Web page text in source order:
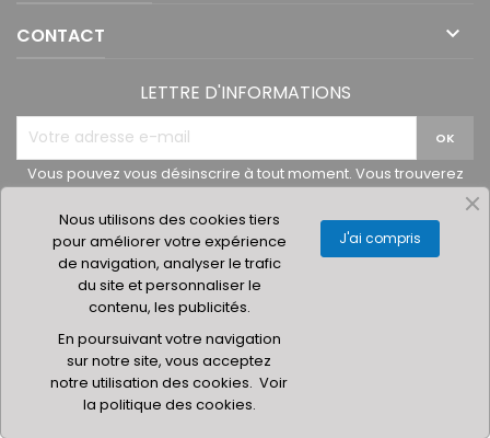
CONTACT 
LETTRE D'INFORMATIONS
Vous pouvez vous désinscrire à tout moment. Vous trouverez
pour cela nos informations de contact dans les conditions
d'utilisation du site.
© 2019 Materielhoreca.com | Gingenroots SRL
Nous utilisons des cookies tiers
pour améliorer votre expérience
de navigation, analyser le trafic
du site et personnaliser le
contenu, les publicités.
En poursuivant votre navigation
sur notre site, vous acceptez
notre utilisation des cookies. Voir
la politique des cookies.
J'ai compris